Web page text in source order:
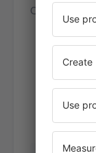
de